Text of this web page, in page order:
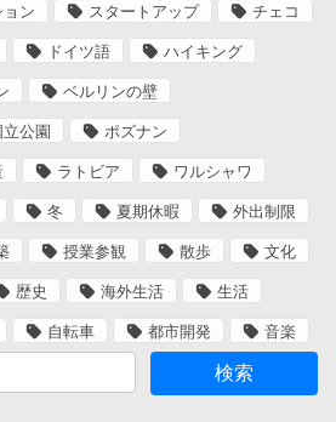
ン スタートアップ チェコ
ドイツ語 ハイキング
ベルリンの壁
公園 ポズナン
ラトビア ワルシャワ
冬 夏期休暇 外出制限
授業参観 散歩 文化
歴史 海外生活 生活
自転車 都市開発 音楽